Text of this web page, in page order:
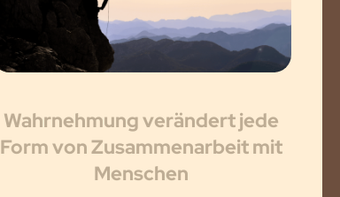
Wahrnehmung verändert jede
Form von Zusammenarbeit mit
Menschen